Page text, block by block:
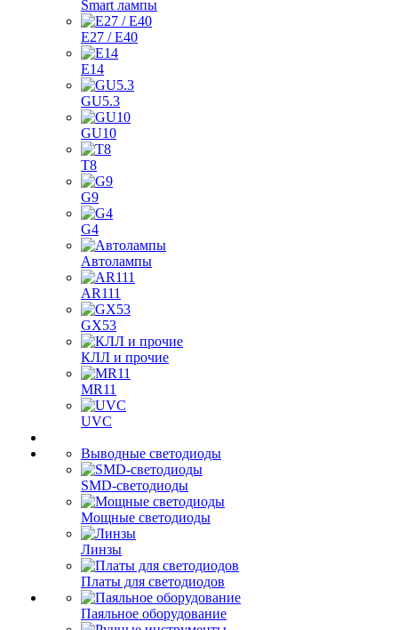
Smart лампы
E27 / E40
E14
GU5.3
GU10
T8
G9
G4
Автолампы
AR111
GX53
КЛЛ и прочие
MR11
UVC
Выводные светодиоды
SMD-светодиоды
Мощные светодиоды
Линзы
Платы для светодиодов
Паяльное оборудование